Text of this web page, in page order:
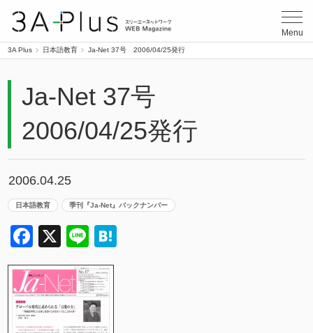
Menu
3A Plus 日本語教育 Ja-Net 37号 2006/04/25発行
Ja-Net 37号
2006/04/25発行
2006.04.25
日本語教育 季刊『Ja-Net』バックナンバー
Facebook
X Line